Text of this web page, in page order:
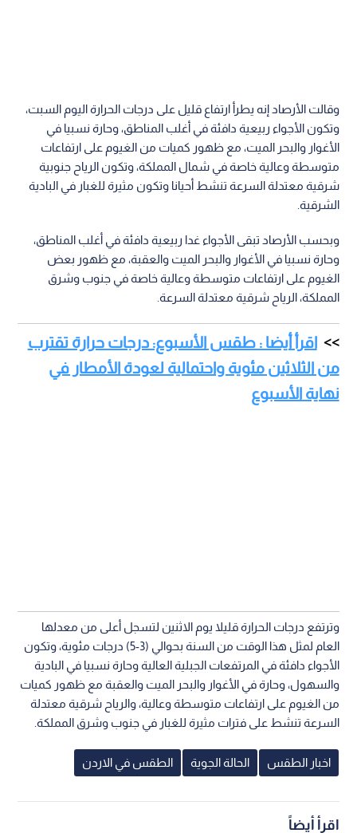
وقالت الأرصاد إنه يطرأ ارتفاع قليل على درجات الحرارة اليوم السبت،
وتكون الأجواء ربيعية دافئة في أغلب المناطق، وحارة نسبيا في
الأغوار والبحر الميت، مع ظهور كميات من الغيوم على ارتفاعات
متوسطة وعالية خاصة في شمال المملكة، وتكون الرياح جنوبية
شرقية معتدلة السرعة تنشط أحيانا وتكون مثيرة للغبار في البادية
الشرقية.
وبحسب الأرصاد تبقى الأجواء غدا ربيعية دافئة في أغلب المناطق،
وحارة نسبيا في الأغوار والبحر الميت والعقبة، مع ظهور بعض
الغيوم على ارتفاعات متوسطة وعالية خاصة في جنوب وشرق
المملكة، الرياح شرقية معتدلة السرعة.
اقرأ أيضا : طقس الأسبوع: درجات حرارة تقترب
من الثلاثين مئوية واحتمالية لعودة الأمطار في
نهاية الأسبوع
وترتفع درجات الحرارة قليلا يوم الاثنين لتسجل أعلى من معدلها
العام لمثل هذا الوقت من السنة بحوالي (3-5) درجات مئوية، وتكون
الأجواء دافئة في المرتفعات الجبلية العالية وحارة نسبيا في البادية
والسهول، وحارة في الأغوار والبحر الميت والعقبة مع ظهور كميات
من الغيوم على ارتفاعات متوسطة وعالية، والرياح شرقية معتدلة
السرعة تنشط على فترات مثيرة للغبار في جنوب وشرق المملكة.
اخبار الطقس الحالة الجوية الطقس في الاردن
اقرأ أيضاً